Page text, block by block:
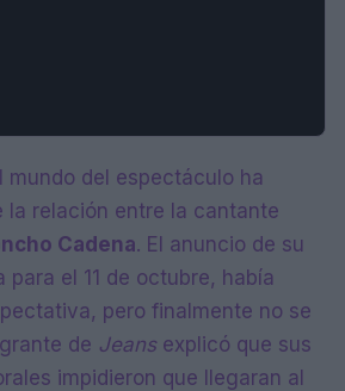
mundo del espectáculo ha
la relación entre la cantante
Cadena. El anuncio de su
para el 11 de octubre, había
pero finalmente no se
de Jeansexplicó que sus
impidieron que llegaran al